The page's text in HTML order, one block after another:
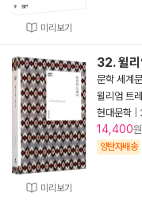
미리보기
미리보기
32. 윌
문학 세계
윌리엄 트
현대문학
14,400
양탄자배송